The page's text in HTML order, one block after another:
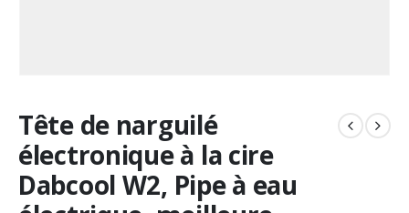
Tête de narguilé
électronique à la cire
Dabcool W2, Pipe à eau